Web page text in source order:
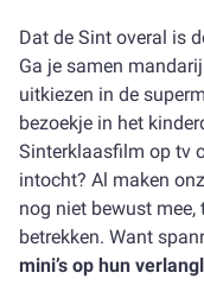
Dat de Sint overal is
Ga je samen
uitkiezen in de
bezoekje in het
Sinterklaasfilm op tv
intocht? Al maken
nog niet bewust mee,
betrekken. Want
mini’s op hun